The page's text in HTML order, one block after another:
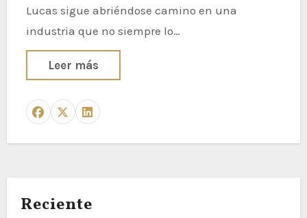
Lucas sigue abriéndose camino en una
industria que no siempre lo…
Leer más
Reciente